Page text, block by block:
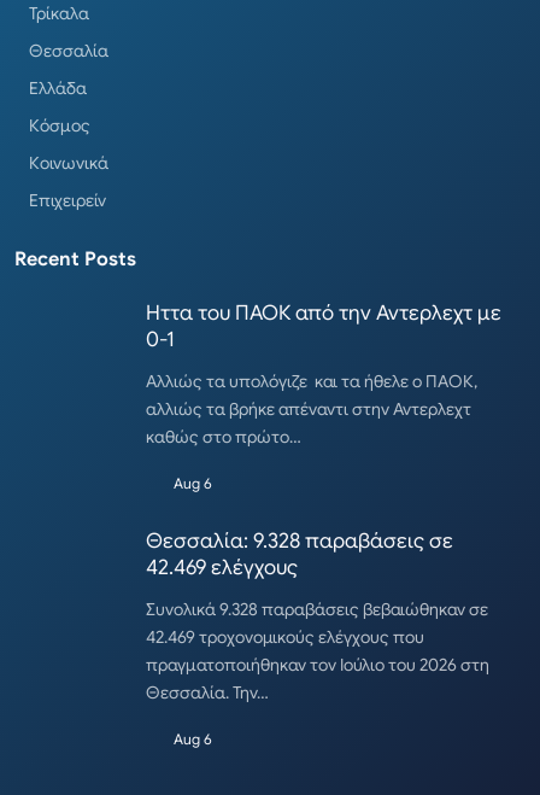
Τρίκαλα
Θεσσαλία
Ελλάδα
Κόσμος
Κοινωνικά
Επιχειρείν
Recent Posts
Ηττα του ΠΑΟΚ από την Αντερλεχτ με
0-1
Αλλιώς τα υπολόγιζε και τα ήθελε ο ΠΑΟΚ,
αλλιώς τα βρήκε απέναντι στην Αντερλεχτ
καθώς στο πρώτο…
Aug 6
Θεσσαλία: 9.328 παραβάσεις σε
42.469 ελέγχους
Συνολικά 9.328 παραβάσεις βεβαιώθηκαν σε
42.469 τροχονομικούς ελέγχους που
πραγματοποιήθηκαν τον Ιούλιο του 2026 στη
Θεσσαλία. Την…
Aug 6